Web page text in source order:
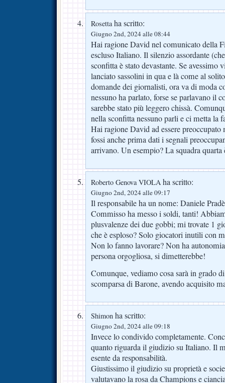
Rosettaha scritto:
Giugno 2nd, 2024 alle 08:44
Hai ragione David nel comunicato della
escluso Italiano. Il silenzio assordante
sconfitta è stato devastante. Se avessimo
lanciato sassolini in qua e là come al
domande dei giornalisti, ora va di moda
nessuno ha parlato, forse se parlavano il
sarebbe stato più leggero chissà.
nella sconfitta nessuno parli e ci metta la
Hai ragione David ad essere
fossi anche prima dati i segnali
arrivano. Un esempio? La squadra quarta
Roberto Genova VIOLA ha scritto:
Giugno 2nd, 2024 alle 09:17
Il responsabile ha un nome: Daniele Pradè
Commisso ha messo i soldi, tanti!
plusvalenze dei due gobbi; mi trovate 1
che è esploso? Solo giocatori inutili con
Non lo fanno lavorare? Non ha
persona orgogliosa, si dimetterebbe!
Comunque, vediamo cosa sarà in grado
scomparsa di Barone, avendo acquisito
Shimon ha scritto:
Giugno 2nd, 2024 alle 09:18
Invece lo condivido completamente.
quanto riguarda il giudizio su Italiano. Il
esente da responsabilità.
Giustissimo il giudizio su proprietà e
valutavano la rosa da Champions e